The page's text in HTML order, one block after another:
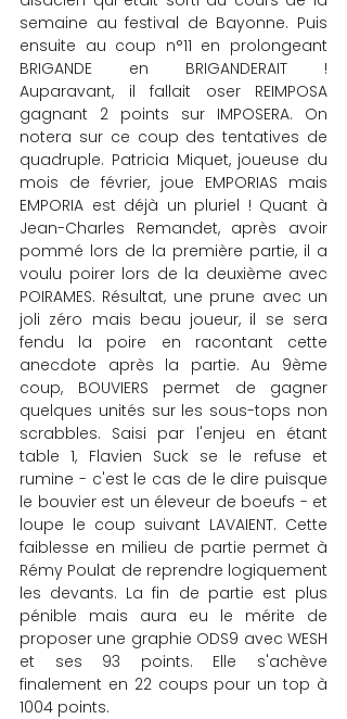
semaine au festival de Bayonne. Puis
ensuite au coup n°11 en prolongeant
BRIGANDE en BRIGANDERAIT !
Auparavant, il fallait oser REIMPOSA
gagnant 2 points sur IMPOSERA. On
notera sur ce coup des tentatives de
quadruple. Patricia Miquet, joueuse du
mois de février, joue EMPORIAS mais
EMPORIA est déjà un pluriel ! Quant à
Jean-Charles Remandet, après avoir
pommé lors de la première partie, il a
voulu poirer lors de la deuxième avec
POIRAMES. Résultat, une prune avec un
joli zéro mais beau joueur, il se sera
fendu la poire en racontant cette
anecdote après la partie. Au 9ème
coup, BOUVIERS permet de gagner
quelques unités sur les sous-tops non
scrabbles. Saisi par l'enjeu en étant
table 1, Flavien Suck se le refuse et
rumine - c'est le cas de le dire puisque
le bouvier est un éleveur de boeufs - et
loupe le coup suivant LAVAIENT. Cette
faiblesse en milieu de partie permet à
Rémy Poulat de reprendre logiquement
les devants. La fin de partie est plus
pénible mais aura eu le mérite de
proposer une graphie ODS9 avec WESH
et ses 93 points. Elle s'achève
finalement en 22 coups pour un top à
1004 points.